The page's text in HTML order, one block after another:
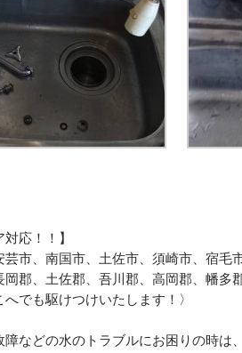
応！！】
市、南国市、土佐市、須崎市、宿毛
岡郡、土佐郡、吾川郡、高岡郡、幡多
へでも駆けつけいたします！〉
などの水のトラブルにお困りの時は